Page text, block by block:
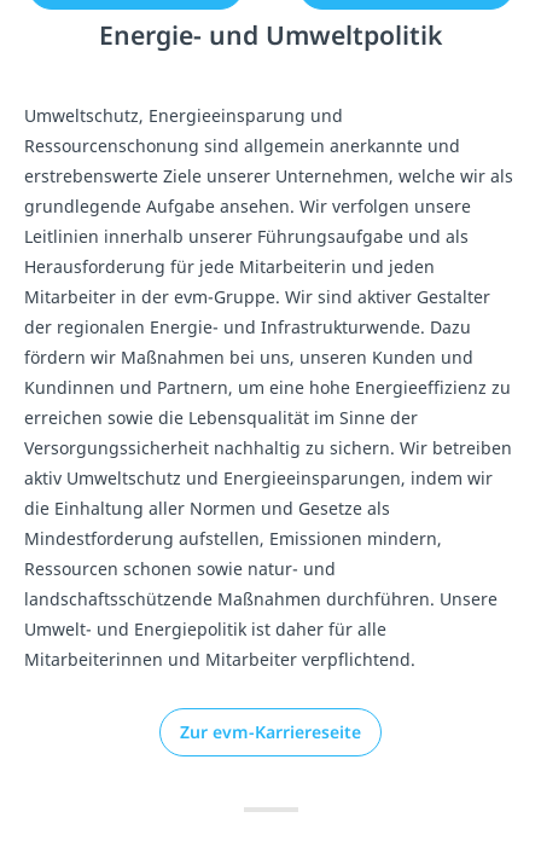
Energie- und Umweltpolitik
Umweltschutz, Energieeinsparung und
Ressourcenschonung sind allgemein anerkannte und
erstrebenswerte Ziele unserer Unternehmen, welche wir als
grundlegende Aufgabe ansehen. Wir verfolgen unsere
Leitlinien innerhalb unserer Führungsaufgabe und als
Herausforderung für jede Mitarbeiterin und jeden
Mitarbeiter in der evm-Gruppe. Wir sind aktiver Gestalter
der regionalen Energie- und Infrastrukturwende. Dazu
fördern wir Maßnahmen bei uns, unseren Kunden und
Kundinnen und Partnern, um eine hohe Energieeffizienz zu
erreichen sowie die Lebensqualität im Sinne der
Versorgungssicherheit nachhaltig zu sichern. Wir betreiben
aktiv Umweltschutz und Energieeinsparungen, indem wir
die Einhaltung aller Normen und Gesetze als
Mindestforderung aufstellen, Emissionen mindern,
Ressourcen schonen sowie natur- und
landschaftsschützende Maßnahmen durchführen. Unsere
Umwelt- und Energiepolitik ist daher für alle
Mitarbeiterinnen und Mitarbeiter verpflichtend.
Zur evm-Karriereseite